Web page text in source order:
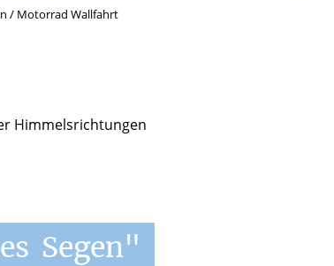
/ Motorrad Wallfahrt
Himmelsrichtungen
Segen"